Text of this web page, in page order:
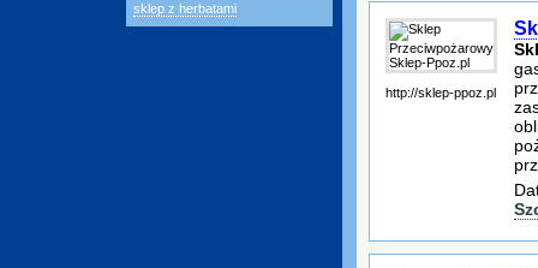
sklep z herbatami
http://sklep-ppoz.pl